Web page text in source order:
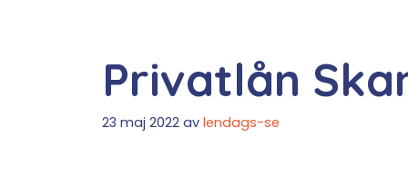
Privatlån
23 maj 2022 av lendags-se